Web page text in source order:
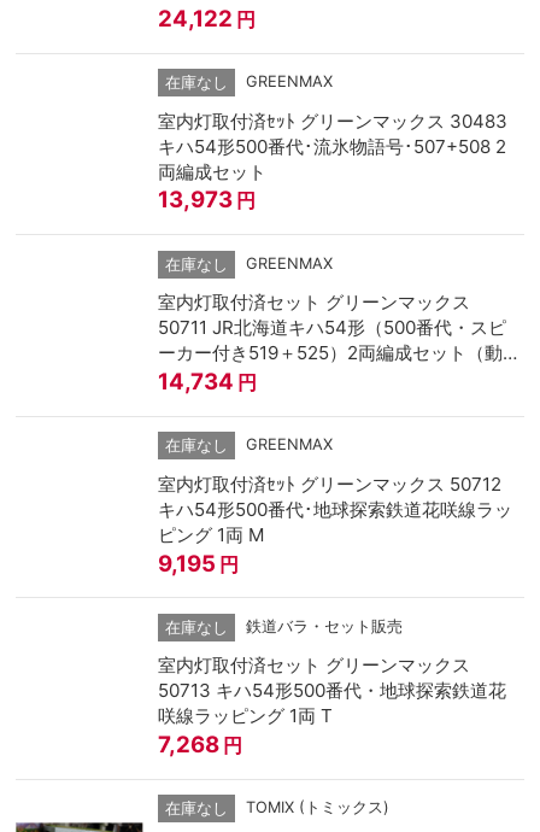
24,122 円
在庫なし GREENMAX
室内灯取付済ｾｯﾄ グリーンマックス 30483
キハ54形500番代･流氷物語号･507+508 2
両編成セット
13,973 円
在庫なし GREENMAX
室内灯取付済セット グリーンマックス
50711 JR北海道キハ54形（500番代・スピ
ーカー付き519＋525）2両編成セット（動力
付き）
14,734 円
在庫なし GREENMAX
室内灯取付済ｾｯﾄ グリーンマックス 50712
キハ54形500番代･地球探索鉄道花咲線ラッ
ピング 1両 M
9,195 円
在庫なし 鉄道バラ・セット販売
室内灯取付済セット グリーンマックス
50713 キハ54形500番代・地球探索鉄道花
咲線ラッピング 1両 T
7,268 円
在庫なし TOMIX (トミックス)